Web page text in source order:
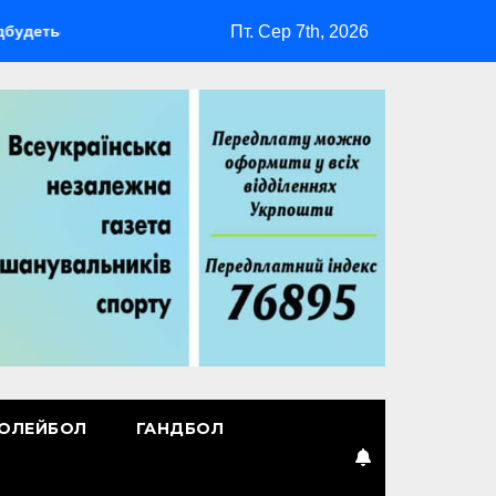
мультиспортивний табір ГАРТ 2026 – як долучитися
Пт. Сер 7th, 2026
ГАНДБОЛ